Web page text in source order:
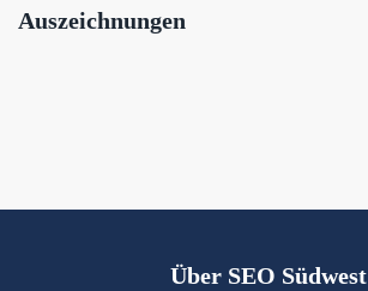
Auszeichnungen
Über SEO Südwest